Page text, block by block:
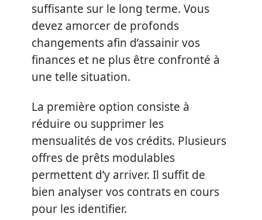
suffisante sur le long terme. Vous
devez amorcer de profonds
changements afin d’assainir vos
finances et ne plus être confronté à
une telle situation.
La première option consiste à
réduire ou supprimer les
mensualités de vos crédits. Plusieurs
offres de prêts modulables
permettent d’y arriver. Il suffit de
bien analyser vos contrats en cours
pour les identifier.